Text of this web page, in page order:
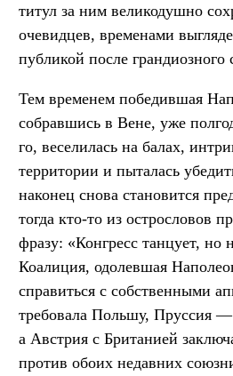
титул за ним великодушно
очевидцев, временами
публикой после грандиозного
Тем временем победившая
собравшись в Вене, уже
го, веселилась на балах,
территории и пыталась
наконец снова становится
тогда кто-то из острословов
фразу: «Конгресс танцует, но
Коалиция, одолевшая
справиться с собственными
требовала Польшу, Пруссия
а Австрия с Британией
против обоих недавних